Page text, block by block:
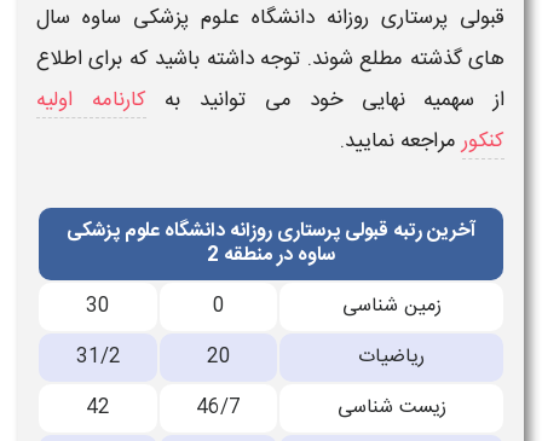
قبولی پرستاری روزانه دانشگاه علوم پزشکی ساوه سال
های گذشته مطلع شوند. توجه داشته باشید که برای اطلاع
از سهمیه نهایی خود می توانید به کارنامه اولیه
کنکورمراجعه نمایید.
آخرین رتبه قبولی پرستاری روزانه دانشگاه علوم پزشکی
ساوه در منطقه 2
زمین شناسی
0
30
ریاضیات
20
31/2
زیست شناسی
46/7
42